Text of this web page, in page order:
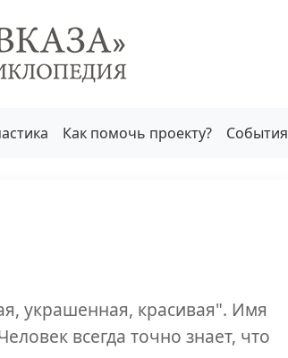
Как помочь проекту? События
украшенная, красивая". Имя
всегда точно знает, что